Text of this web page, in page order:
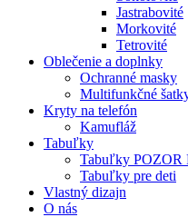
Jastrabovité
Morkovité
Tetrovité
Oblečenie a doplnky
Ochranné masky
Multifunkčné
Kryty na telefón
Kamufláž
Tabuľky
Tabuľky POZOR
Tabuľky pre deti
Vlastný dizajn
O nás